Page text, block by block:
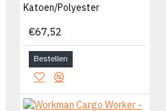
Katoen/Polyester
€67,52
Bestellen